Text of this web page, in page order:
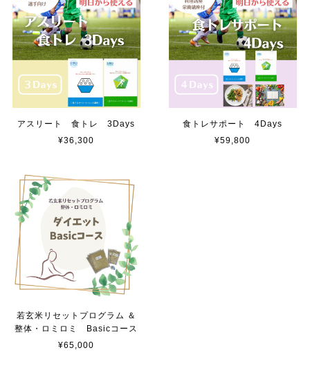
アスリート 食トレ 3Days
¥36,300
食トレサポート 4Days
¥59,800
若玄米リセットプログラム ＆
整体・ロミロミ Basicコース
¥65,000